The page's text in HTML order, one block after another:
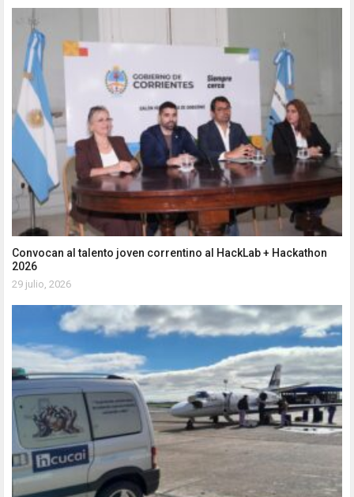
Convocan al talento joven correntino al HackLab + Hackathon
2026
29 julio, 2026